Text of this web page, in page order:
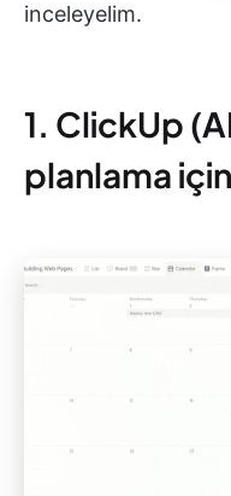
inceleyelim.
1. ClickUp
planlama